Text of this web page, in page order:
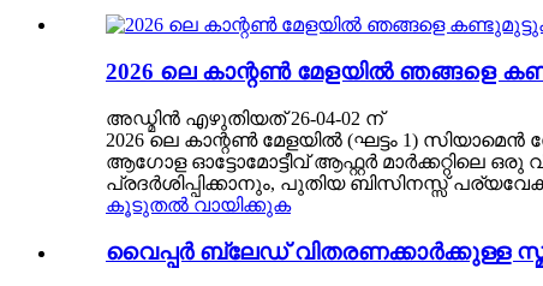
2026 ലെ കാന്റൺ മേളയിൽ ഞങ്ങളെ
അഡ്മിൻ എഴുതിയത് 26-04-02 ന്
2026 ലെ കാന്റൺ മേളയിൽ (ഘട്ടം 1)
ആഗോള ഓട്ടോമോട്ടീവ് ആഫ്റ്റർ മാർക്കറ്റിലെ
പ്രദർശിപ്പിക്കാനും, പുതിയ ബിസിനസ്സ്
കൂടുതൽ വായിക്കുക
വൈപ്പർ ബ്ലേഡ് വിതരണക്കാർക്കുള്ള